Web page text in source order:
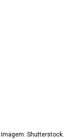
Imagem: Shutterstock.